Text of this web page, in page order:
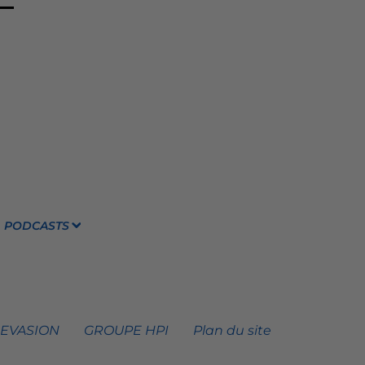
PODCASTS
GROUPE HPI Plan du site